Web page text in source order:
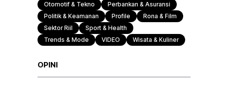
Otomotif & Tekno
Perbankan & Asuransi
Politik & Keamanan
Profile
Rona & Film
Sektor Riil
Sport & Health
Trends & Mode
VIDEO Wisata & Kuliner
OPINI